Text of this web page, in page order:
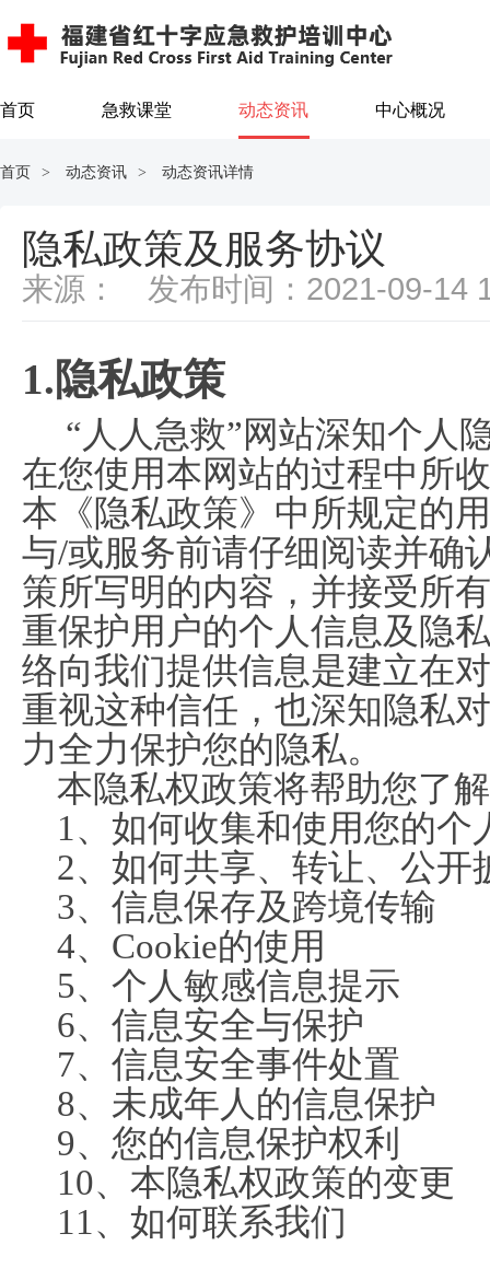
首页 急救课堂 动态资讯 中心概况
首页 > 动态资讯 > 动态资讯详情
隐私政策及服务协议
来源： 发布时间：2021-09-14
1.隐私政策
“人人急救”网站深知个人
在您使用本网站的过程中所
本《隐私政策》中所规定的
与/或服务前请仔细阅读并确
策所写明的内容，并接受所
重保护用户的个人信息及隐
络向我们提供信息是建立在
重视这种信任，也深知隐私
力全力保护您的隐私。
本隐私权政策将帮助您了
1、如何收集和使用您的个
2、如何共享、转让、公开
3、信息保存及跨境传输
4、Cookie的使用
5、个人敏感信息提示
6、信息安全与保护
7、信息安全事件处置
8、未成年人的信息保护
9、您的信息保护权利
10、本隐私权政策的变更
11、如何联系我们